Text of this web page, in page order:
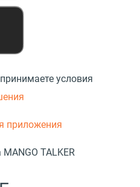
условия
приложения